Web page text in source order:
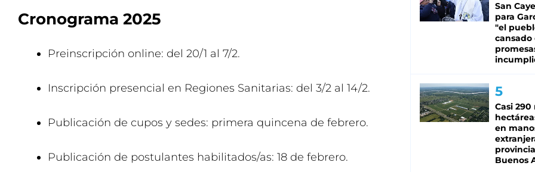
Cronograma 2025
Preinscripción online: del 20/1 al 7/2.
Inscripción presencial en Regiones Sanitarias: del 3/2 al 14/2.
Publicación de cupos y sedes: primera quincena de febrero.
Publicación de postulantes habilitados/as: 18 de febrero.
San
para
"el
cansado
Casi 290
en
Buenos